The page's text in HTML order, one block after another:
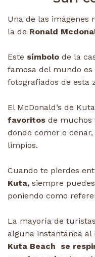
Una de las imágenes
la de Ronald
Este símbolo de la
famosa del mundo
fotografiados de esta
El McDonald’s de
favoritos de muchos
donde comer o
limpios.
Cuando te pierdes
Kuta, siempre
poniendo como
La mayoría de
alguna instantánea al
Kuta Beach se